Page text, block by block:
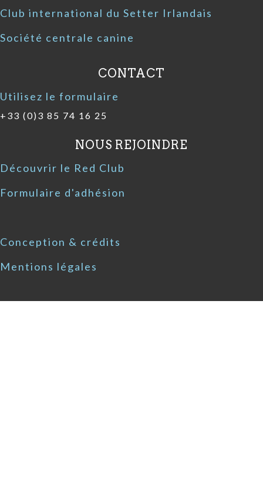
Club international du Setter Irlandais
Société centrale canine
CONTACT
Utilisez le formulaire
+33 (0)3 85 74 16 25
NOUS REJOINDRE
Découvrir le Red Club
Formulaire d'adhésion
Conception & crédits
Mentions légales